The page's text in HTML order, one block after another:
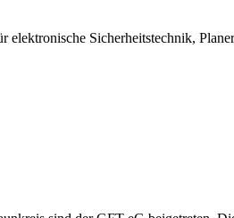
Sicherheitstechnik,